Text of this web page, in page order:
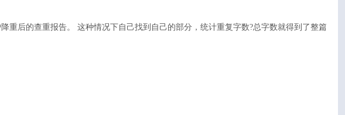
后的查重报告。 这种情况下自己找到自己的部分，统计重复字数?总字数就得到了整篇